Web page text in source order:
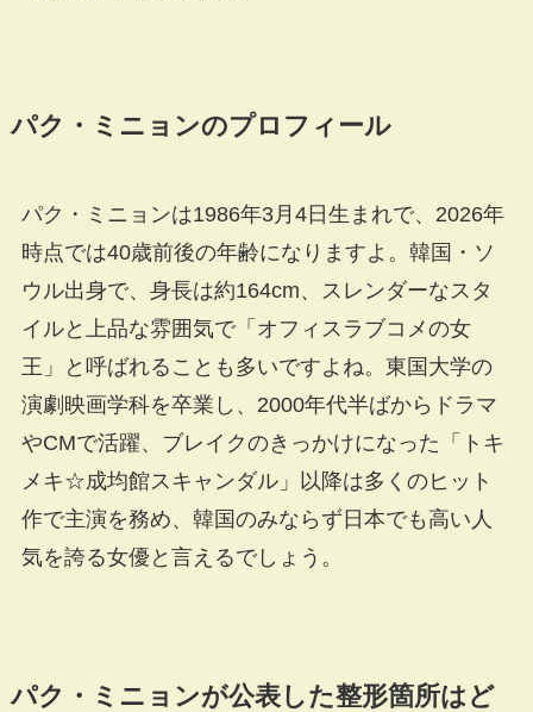
パク・ミニョンのプロフィール
パク・ミニョンは1986年3月4日生まれで、2026年
時点では40歳前後の年齢になりますよ。韓国・ソ
ウル出身で、身長は約164cm、スレンダーなスタ
イルと上品な雰囲気で「オフィスラブコメの女
王」と呼ばれることも多いですよね。東国大学の
演劇映画学科を卒業し、2000年代半ばからドラマ
やCMで活躍、ブレイクのきっかけになった「トキ
メキ☆成均館スキャンダル」以降は多くのヒット
作で主演を務め、韓国のみならず日本でも高い人
気を誇る女優と言えるでしょう。
パク・ミニョンが公表した整形箇所はど